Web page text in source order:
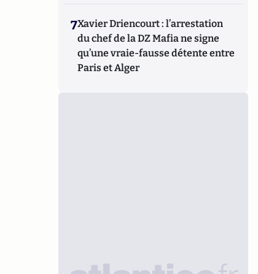
7Xavier Driencourt : l’arrestation
du chef de la DZ Mafia ne signe
qu’une vraie-fausse détente entre
Paris et Alger